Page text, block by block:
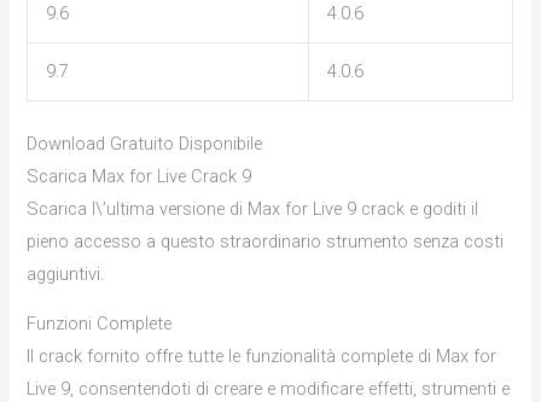
9.6 4.0.6
9.7 4.0.6
Download Gratuito Disponibile
Scarica Max for Live Crack 9
Scarica l\’ultima versione di Max for Live 9 crack e goditi il
pieno accesso a questo straordinario strumento senza costi
aggiuntivi.
Funzioni Complete
Il crack fornito offre tutte le funzionalità complete di Max for
Live 9, consentendoti di creare e modificare effetti, strumenti e